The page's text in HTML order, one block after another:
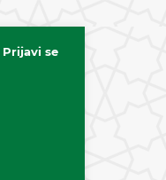
Prijavi se